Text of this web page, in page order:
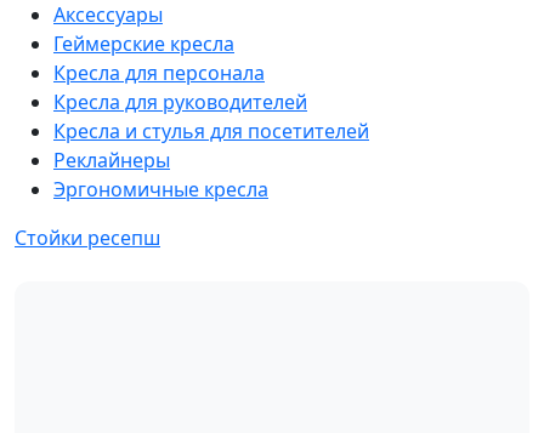
Аксессуары
Геймерские кресла
Кресла для персонала
Кресла для руководителей
Кресла и стулья для посетителей
Реклайнеры
Эргономичные кресла
Стойки ресепш